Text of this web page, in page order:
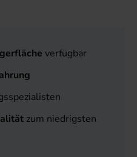
verfügbar
zum niedrigsten